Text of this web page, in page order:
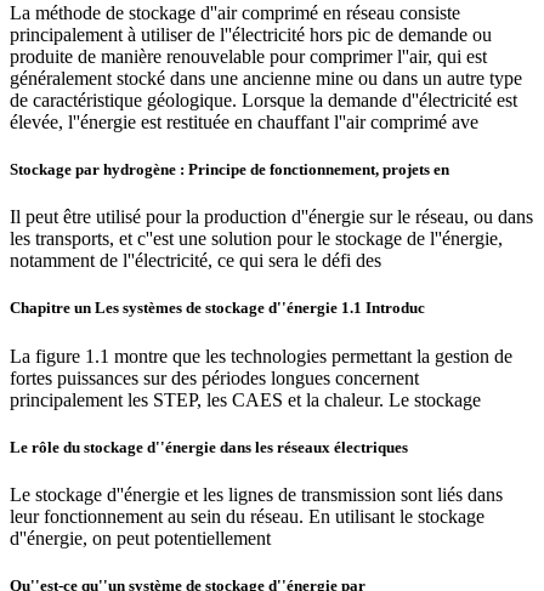
La méthode de stockage d''air comprimé en réseau consiste
principalement à utiliser de l''électricité hors pic de demande ou
produite de manière renouvelable pour comprimer l''air, qui est
généralement stocké dans une ancienne mine ou dans un autre type
de caractéristique géologique. Lorsque la demande d''électricité est
élevée, l''énergie est restituée en chauffant l''air comprimé ave
Stockage par hydrogène : Principe de fonctionnement, projets en
Il peut être utilisé pour la production d''énergie sur le réseau, ou dans
les transports, et c''est une solution pour le stockage de l''énergie,
notamment de l''électricité, ce qui sera le défi des
Chapitre un Les systèmes de stockage d''énergie 1.1 Introduc
La figure 1.1 montre que les technologies permettant la gestion de
fortes puissances sur des périodes longues concernent
principalement les STEP, les CAES et la chaleur. Le stockage
Le rôle du stockage d''énergie dans les réseaux électriques
Le stockage d''énergie et les lignes de transmission sont liés dans
leur fonctionnement au sein du réseau. En utilisant le stockage
d''énergie, on peut potentiellement
Qu''est-ce qu''un système de stockage d''énergie par